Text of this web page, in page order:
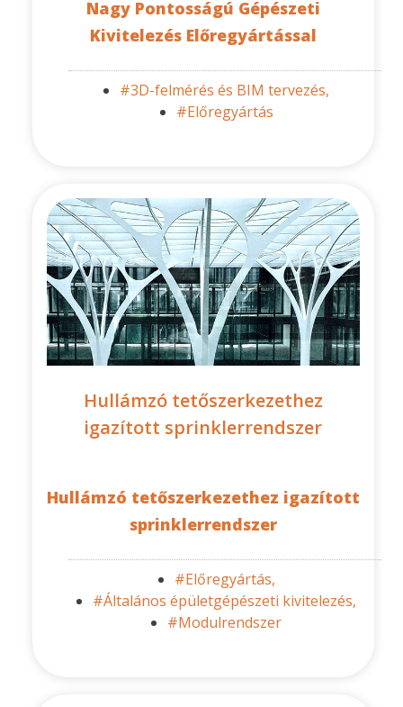
Nagy Pontosságú Gépészeti
Kivitelezés Előregyártással
#3D-felmérés és BIM tervezés,
#Előregyártás
Hullámzó tetőszerkezethez
igazított sprinklerrendszer
Hullámzó tetőszerkezethez igazított
sprinklerrendszer
#Előregyártás,
#Általános épületgépészeti kivitelezés,
#Modulrendszer